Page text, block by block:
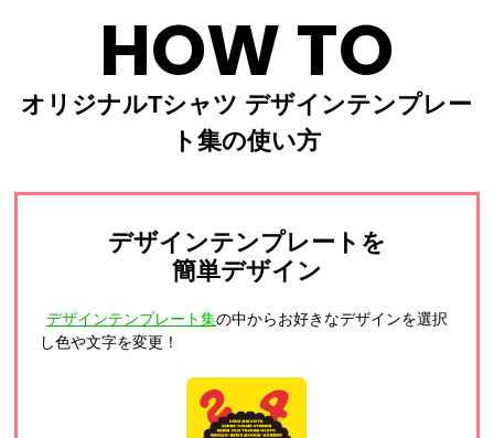
HOW TO
オリジナルTシャツ デザインテンプレー
ト集の使い方
デザインテンプレートを
簡単デザイン
デザインテンプレート集の中からお好きなデザインを選択
し色や文字を変更！